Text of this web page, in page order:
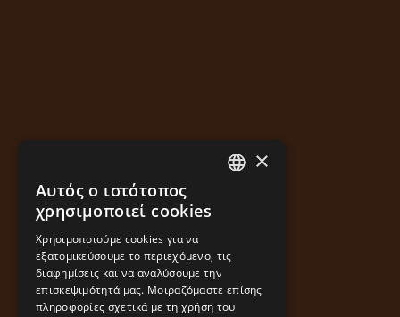
×
Αυτός ο ιστότοπος
χρησιμοποιεί cookies
Χρησιμοποιούμε cookies για να
εξατομικεύσουμε το περιεχόμενο, τις
διαφημίσεις και να αναλύσουμε την
επισκεψιμότητά μας. Μοιραζόμαστε επίσης
πληροφορίες σχετικά με τη χρήση του